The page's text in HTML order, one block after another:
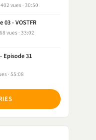
vues 30:50
03 - VOSTFR
vues 33:02
Episode 31
55:08